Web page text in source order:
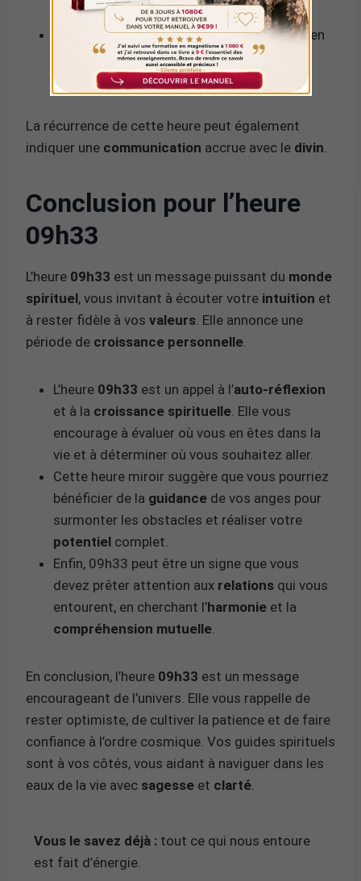
souvent lié à des capacités de guérison.
Somme (9+3+3):Le total de 15 réduit à 6 en
numérologie, symbolisant l’équilibre, la
responsabilité et l’amour familial.
La récurrence de cette heure peut également
indiquer une communication accrue avec le divin
Conclusion pour l’heure
09h33
L’heure 09h33 est un message puissant du monde
spirituel, vous invitant à écouter votre intuition et
à rester fidèle à vos valeurs . Elle annonce une
période de croissance personnelle
L’heure 09h33 est un appel à l’auto-réflexion
et à la croissance spirituelle . Elle vous
encourage à évaluer où vous en êtes dans la
vie et à déterminer où vous souhaitez aller.
Cette heure miroir suggère que vous pourriez
bénéficier de la guidance de vos anges pour
surmonter les obstacles et réaliser votre
potentiel complet.
Enfin, 09h33 peut être un signe que vous
devez prêter attention aux relations qui vous
entourent, en cherchant l’harmonie et la
compréhension mutuelle
En conclusion, l’heure 09h33 est un message
encourageant de l’univers. Elle vous rappelle de
rester optimiste, de cultiver la patience et de faire
confiance à l’ordre cosmique. Vos guides spirituels
sont à vos côtés, vous aidant à naviguer dans les
eaux de la vie avec sagesse et clarté
Vous le savez déjà : tout ce qui nous entoure
est fait d’énergie.